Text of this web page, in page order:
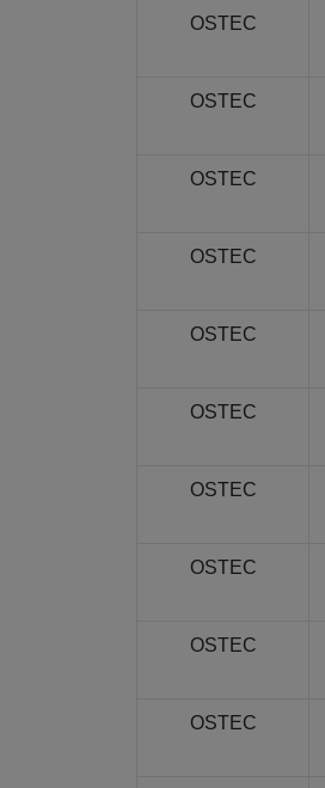
OSTEC
OSTEC
OSTEC
OSTEC
OSTEC
OSTEC
OSTEC
OSTEC
OSTEC
OSTEC